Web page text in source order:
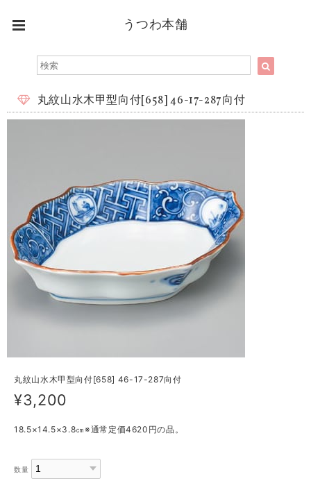
うつわ本舗
丸紋山水木甲型向付[658] 46-17-287向付
丸紋山水木甲型向付[658] 46-17-287向付
¥3,200
18.5×14.5×3.8㎝※通常定価4620円の品。
数量